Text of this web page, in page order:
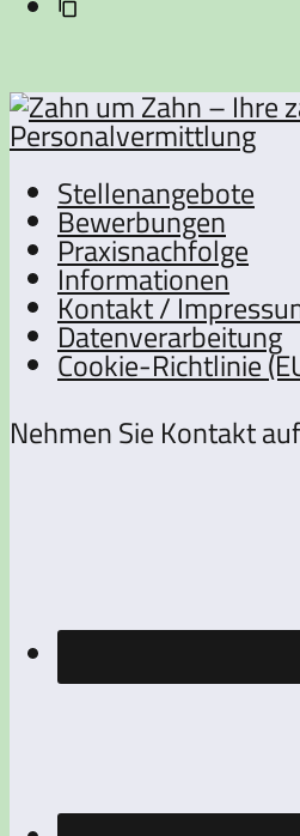
Stellenangebote
Bewerbungen
Praxisnachfolge
Informationen
Kontakt /
Datenverarbeitung
Cookie-Richtlinie
Nehmen Sie Kontakt auf